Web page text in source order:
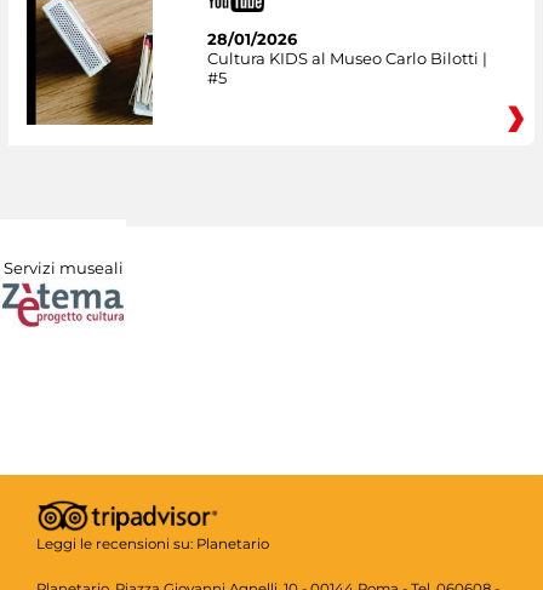
28/01/2026
Cultura KIDS al Museo Carlo Bilotti |
#5
Servizi museali
Leggi le recensioni su: Planetario